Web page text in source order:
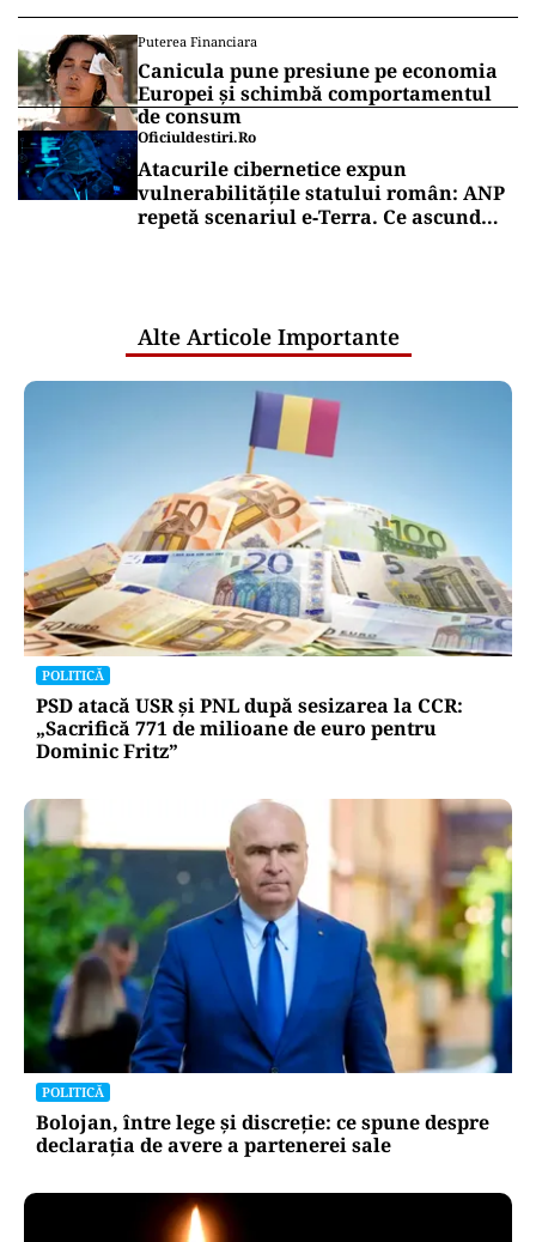
Puterea Financiara
Canicula pune presiune pe economia
Europei și schimbă comportamentul
de consum
Oficiuldestiri.ro
Atacurile cibernetice expun
vulnerabilitățile statului român: ANP
repetă scenariul e‑Terra. Ce ascund
Alte Articole Importante
POLITICĂ
PSD atacă USR și PNL după sesizarea la CCR:
„Sacrifică 771 de milioane de euro pentru
Dominic Fritz”
POLITICĂ
Bolojan, între lege și discreție: ce spune despre
declarația de avere a partenerei sale